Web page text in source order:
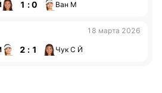
1 : 0 Ван М
18 марта 2026
2 : 1 Чук С Й